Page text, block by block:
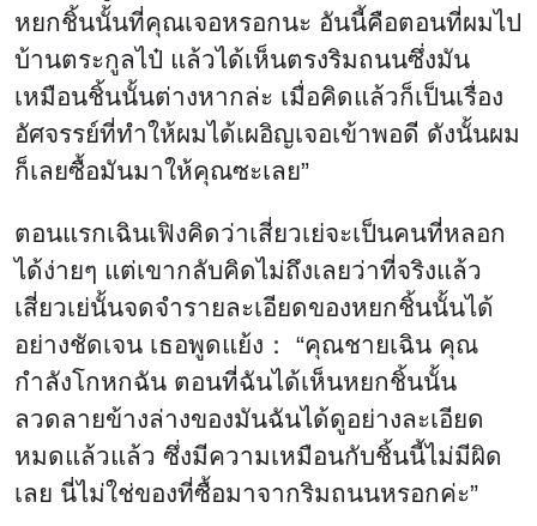
หยกชิ้นนั้นที่คุณเจอหรอกนะ อันนี้คือตอนที่ผมไป
บ้านตระกูลไป๋ แล้วได้เห็นตรงริมถนนซึ่งมัน
เหมือนชิ้นนั้นต่างหากล่ะ เมื่อคิดแล้วก็เป็นเรื่อง
อัศจรรย์ที่ทำให้ผมได้เผอิญเจอเข้าพอดี ดังนั้นผม
ก็เลยซื้อมันมาให้คุณซะเลย”
ตอนแรกเฉินเฟิงคิดว่าเสี่ยวเย่จะเป็นคนที่หลอก
ได้ง่ายๆ แต่เขากลับคิดไม่ถึงเลยว่าที่จริงแล้ว
เสี่ยวเย่นั้นจดจำรายละเอียดของหยกชิ้นนั้นได้
อย่างชัดเจน เธอพูดแย้ง： “คุณชายเฉิน คุณ
กำลังโกหกฉัน ตอนที่ฉันได้เห็นหยกชิ้นนั้น
ลวดลายข้างล่างของมันฉันได้ดูอย่างละเอียด
หมดแล้วแล้ว ซึ่งมีความเหมือนกับชิ้นนี้ไม่มีผิด
เลย นี่ไม่ใช่ของที่ซื้อมาจากริมถนนหรอกค่ะ”